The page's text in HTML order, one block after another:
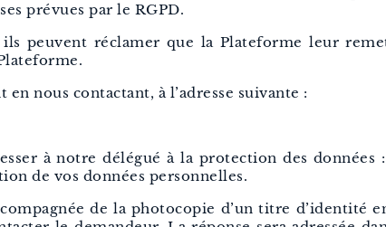
prévues par le RGPD.
peuvent réclamer que la Plateforme leur
nous contactant, à l’adresse suivante :
à notre délégué à la protection des
de vos données personnelles.
de la photocopie d’un titre d’identité